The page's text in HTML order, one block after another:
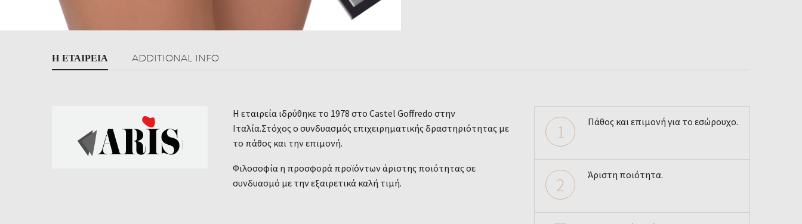
Η ΕΤΑΙΡΕΊΑ ADDITIONAL INFO
Η εταιρεία ιδρύθηκε το 1978 στο Castel Goffredo στην
Ιταλία.Στόχος ο συνδυασμός επιχειρηματικής δραστηριότητας με
το πάθος και την επιμονή.
Φιλοσοφία η προσφορά προϊόντων άριστης ποιότητας σε
συνδυασμό με την εξαιρετικά καλή τιμή.
1 Πάθος και επιμονή για το εσώρουχο.
2 Άριστη ποιότητα.